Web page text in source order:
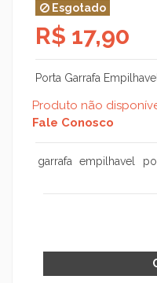
Esgotado
R$ 17,90
Porta Garrafa Empilhavel
Produto não
Fale Conosco
garrafa empilhavel